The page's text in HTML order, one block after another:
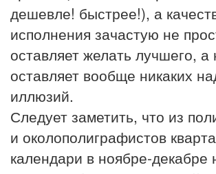
дешевле! быстрее!), а
исполнения зачастую не
оставляет желать лучшего, а
оставляет вообще никаких
иллюзий.
Следует заметить, что из
и околополиграфистов
календари в ноябре-декабре